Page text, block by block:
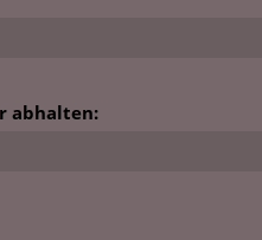
abhalten: